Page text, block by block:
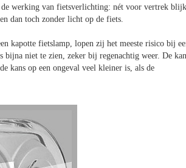
de werking van fietsverlichting: nét voor vertrek
dan toch zonder licht op de fiets.
kapotte fietslamp, lopen zij het meeste risico bij
niet te zien, zeker bij regenachtig weer. De
kans op een ongeval veel kleiner is, als de